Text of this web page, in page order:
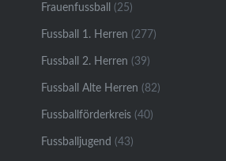
Frauenfussball (25)
Fussball 1. Herren (277)
Fussball 2. Herren (39)
Fussball Alte Herren (82)
Fussballförderkreis (40)
Fussballjugend (43)